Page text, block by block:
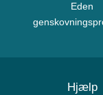
Eden
Hjælp